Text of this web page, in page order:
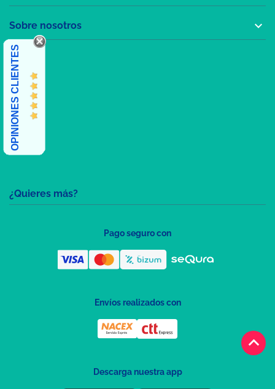
keyboard_arrow_up
¿Quieres más?
Sobre nosotros 
OPINIONES CLIENTES
Pago seguro con
Envíos realizados con
Descarga nuestra app